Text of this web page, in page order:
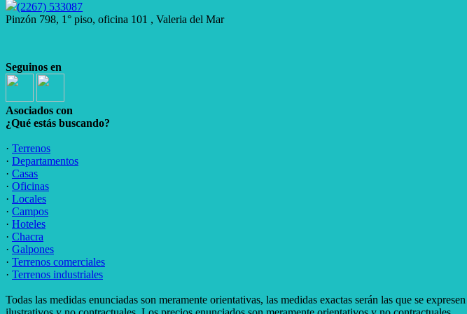
(2267) 533087
Pinzón 798, 1° piso, oficina 101 , Valeria del Mar
Seguinos en
Asociados con
¿Qué estás buscando?
· Terrenos
· Departamentos
· Casas
· Oficinas
· Locales
· Campos
· Hoteles
· Chacra
· Galpones
· Terrenos comerciales
· Terrenos industriales
Todas las medidas enunciadas son meramente orientativas, las medidas exactas serán las que se